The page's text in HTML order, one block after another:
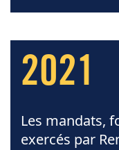
2021
Les mandats,
exercés par